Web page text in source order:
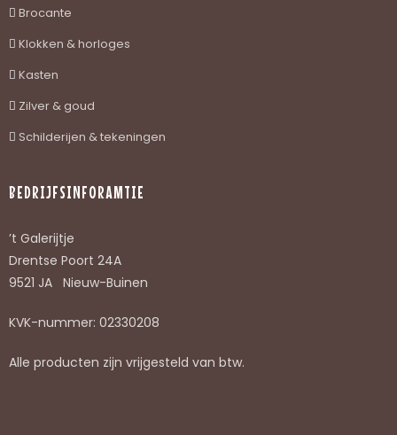
Brocante
Klokken & horloges
Kasten
Zilver & goud
Schilderijen & tekeningen
BEDRIJFSINFORAMTIE
’t Galerijtje
Drentse Poort 24A
9521 JA Nieuw-Buinen
KVK-nummer: 02330208
Alle producten zijn vrijgesteld van btw.